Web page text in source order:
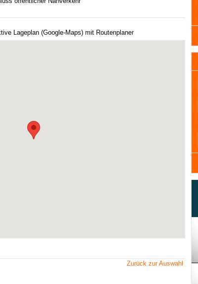
Lageplan (Google-Maps) mit Routenplaner
Zurück zur Auswahl